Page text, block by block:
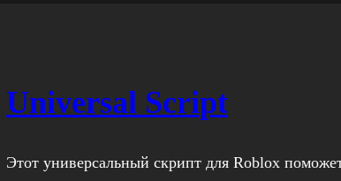
Universal Script
Этот универсальный скрипт для Roblox